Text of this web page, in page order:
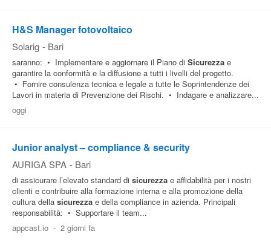
H&S Manager fotovoltaico
Solarig - Bari
saranno: • Implementare e aggiornare il Piano di Sicurezza e
garantire la conformità e la diffusione a tutti i livelli del progetto.
• Fornire consulenza tecnica e legale a tutte le Soprintendenze dei
Lavori in materia di Prevenzione dei Rischi. • Indagare e analizzare...
oggi
Junior analyst – compliance & security
AURIGA SPA - Bari
di assicurare l’elevato standard di sicurezza e affidabilità per i nostri
clienti e contribuire alla formazione interna e alla promozione della
cultura della sicurezza e della compliance in azienda. Principali
responsabilità: • Supportare il team...
appcast.io - 2 giorni fa